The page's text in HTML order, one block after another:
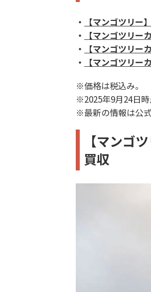
・
【マンゴツリ
・
【マンゴツリー
・
【マンゴツリ
・
【マンゴツリ
※価格は税込み。
※2025年9月24日時
※最新の情報は公
【マンゴ
買収